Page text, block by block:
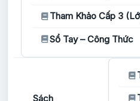
Tham Khảo Cấp 3
Sổ Tay – Công Thức
Sách